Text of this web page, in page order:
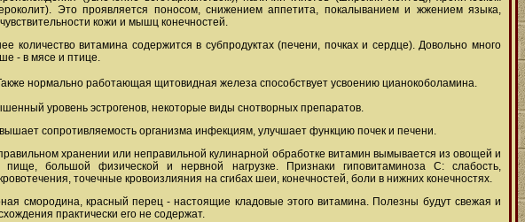
Это проявляется поносом, снижением аппетита, покалыванием и жжением языка,
кожи и мышц конечностей.
витамина содержится в субпродуктах (печени, почках и сердце). Довольно много
- в мясе и птице.
нормально работающая щитовидная железа способствует усвоению цианокоболамина.
уровень эстрогенов, некоторые виды снотворных препаратов.
сопротивляемость организма инфекциям, улучшает функцию почек и печени.
хранении или неправильной кулинарной обработке витамин вымывается из овощей и
большой физической и нервной нагрузке. Признаки гиповитаминоза С: слабость,
точечные кровоизлияния на сгибах шеи, конечностей, боли в нижних конечностях.
смородина, красный перец - настоящие кладовые этого витамина. Полезны будут свежая и
практически его не содержат.